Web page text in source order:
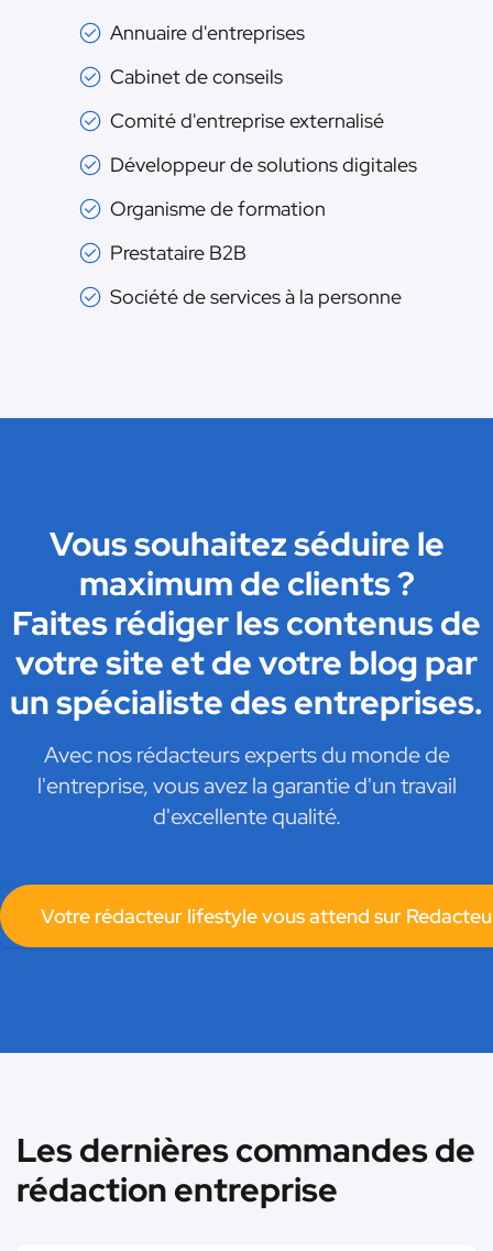
Annuaire d'entreprises
Cabinet de conseils
Comité d'entreprise externalisé
Développeur de solutions digitales
Organisme de formation
Prestataire B2B
Société de services à la personne
Vous souhaitez séduire le
maximum de clients ?
Faites rédiger les contenus de
votre site et de votre blog par
un spécialiste des entreprises.
Avec nos rédacteurs experts du monde de
l'entreprise, vous avez la garantie d'un travail
d'excellente qualité.
Votre rédacteur lifestyle vous attend sur
Les dernières commandes de
rédaction entreprise